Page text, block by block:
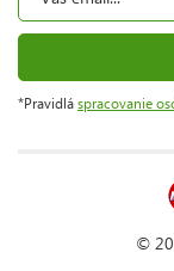
*Pravidlá spracovanie
©